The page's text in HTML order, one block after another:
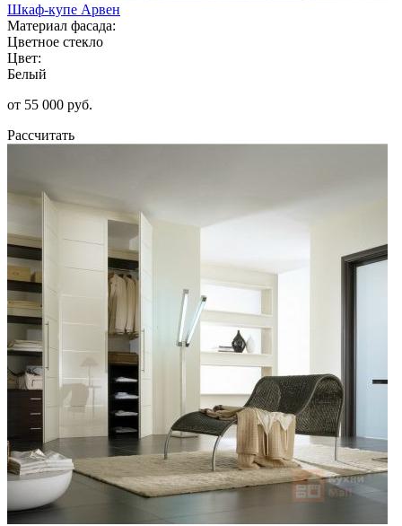
Шкаф-купе Арвен
Материал фасада:
Цветное стекло
Цвет:
Белый
от 55 000 руб.
Рассчитать